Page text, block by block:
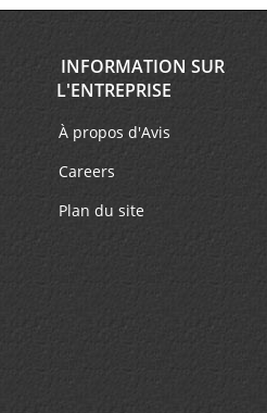
INFORMATION SUR
L'ENTREPRISE
À propos d'Avis
Careers
Plan du site